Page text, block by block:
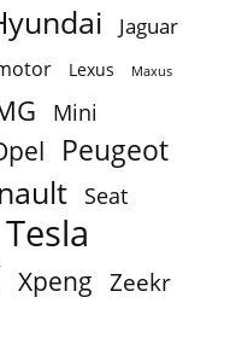
Jaguar
Lexus Maxus
Mini
Peugeot
Seat
Tesla
Xpeng Zeekr